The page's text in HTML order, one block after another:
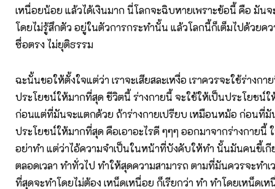
เหนื่อยน้อย แล้วได้เงินมาก นี่โลกจะฉิบหายเพราะข้อนี้ คือ มันจ
โดยไม่รู้สึกตัว อยู่ในตัวการกระทำนั้น แล้วโลกนี้ก็เต็มไปด้วยค
ซื่อตรง ไม่ยุติธรรม
ฉะนั้นขอให้ตั้งใจแต่ว่า เราจะเสียสละเหงื่อ เราควรจะใช้ร่างกา
ประโยชน์ให้มากที่สุด ชีวิตนี้ ร่างกายนี้ จะใช้ให้เป็นประโยชน์
ก่อนแต่ที่มันจะแตกด้วย ถ้าร่างกายเปรียบ เหมือนหม้อ ก่อนที่มั
ประโยชน์ให้มากที่สุด คือเอาอะไรดี ๆๆๆ ออกมาจากร่างกายนี้
อย่าทำ แต่ว่าไอ้ความจำเป็นในหน้าที่บังคับให้ทำ นั้นมันคนขี้เ
ตลอดเวลา ทำทั่วไป ทำให้สุดความสามารถ ตามที่มันควรจะทำเ
ที่สุดจะทำโดยไม่ต้อง เหน็ดเหนื่อย ก็เรียกว่า ทำ ทำโดยเหน็ดเ